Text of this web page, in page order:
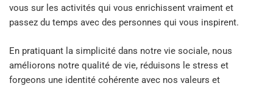
vous sur les activités qui vous enrichissent vraiment et
passez du temps avec des personnes qui vous inspirent.
En pratiquant la simplicité dans notre vie sociale, nous
améliorons notre qualité de vie, réduisons le stress et
forgeons une identité cohérente avec nos valeurs et